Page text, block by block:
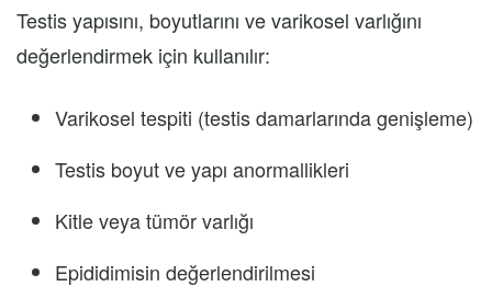
Testis yapısını, boyutlarını ve varikosel varlığını
değerlendirmek için kullanılır:
Varikosel tespiti (testis damarlarında genişleme)
Testis boyut ve yapı anormallikleri
Kitle veya tümör varlığı
Epididimisin değerlendirilmesi